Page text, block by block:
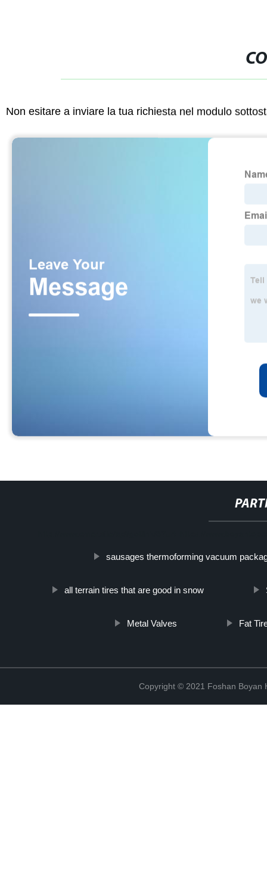
Non esitare a inviare la tua richiesta nel modulo
sausages thermoforming vacuum
all terrain tires that are good in snow
Metal Valves Fat
Copyright © 2021 Foshan Boyan